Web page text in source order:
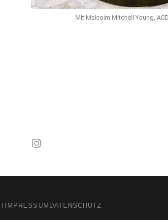
Mit Malcolm Mitchell Young,
IMPRESSUM DATENSCHUTZ